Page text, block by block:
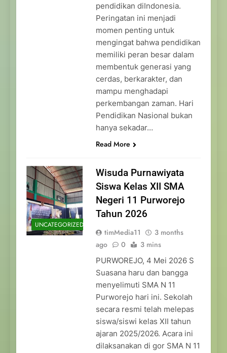
pendidikan diIndonesia.
Peringatan ini menjadi
momen penting untuk
mengingat bahwa pendidikan
memiliki peran besar dalam
membentuk generasi yang
cerdas, berkarakter, dan
mampu menghadapi
perkembangan zaman. Hari
Pendidikan Nasional bukan
hanya sekadar…
Read More
UNCATEGORIZED
Wisuda Purnawiyata
Siswa Kelas XII SMA
Negeri 11 Purworejo
Tahun 2026
timMedia11
3 months
ago
0 3 mins
PURWOREJO, 4 Mei 2026 S
Suasana haru dan bangga
menyelimuti SMA N 11
Purworejo hari ini. Sekolah
secara resmi telah melepas
siswa/siswi kelas XII tahun
ajaran 2025/2026. Acara ini
dilaksanakan di gor SMA N 11